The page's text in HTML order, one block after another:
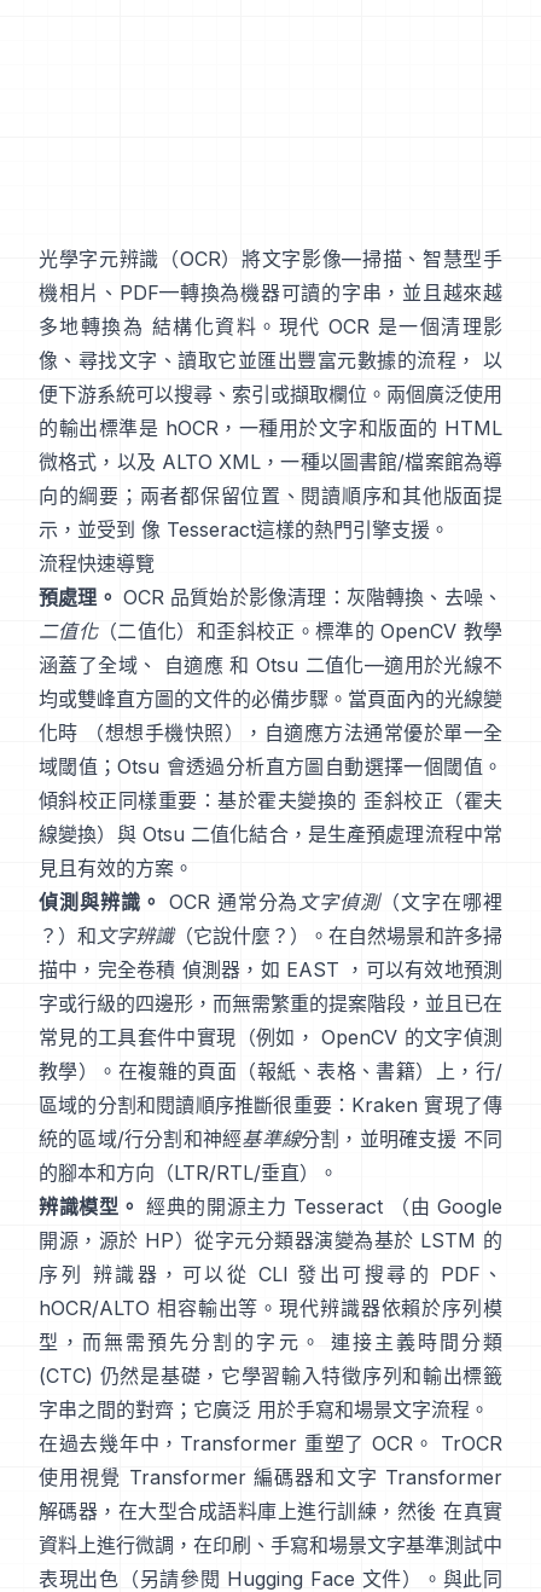
光學字元辨識（OCR）將文字影像—掃描、智慧型手
機相片、PDF—轉換為機器可讀的字串，並且越來越
多地轉換為 結構化資料。現代 OCR 是一個清理影
像、尋找文字、讀取它並匯出豐富元數據的流程， 以
便下游系統可以搜尋、索引或擷取欄位。兩個廣泛使用
的輸出標準是 hOCR，一種用於文字和版面的 HTML
微格式，以及 ALTO XML ，一種以圖書館/檔案館為導
向的綱要；兩者都保留位置、閱讀順序和其他版面提
示，並受到 像 Tesseract這樣的熱門引擎支援。
流程快速導覽
預處理。 OCR 品質始於影像清理：灰階轉換、去噪、
二值化（二值化）和歪斜校正。標準的 OpenCV 教學
涵蓋了全域、
自適應 和 Otsu 二值化—適用於光線不
均或雙峰直方圖的文件的必備步驟。當頁面內的光線變
化時 （想想手機快照），自適應方法通常優於單一全
域閾值；Otsu 會透過分析直方圖自動選擇一個閾值。
傾斜校正同樣重要：基於霍夫變換的 歪斜校正（霍夫
線變換）與 Otsu 二值化結合，是生產預處理流程中常
見且有效的方案。
偵測與辨識。 OCR 通常分為文字偵測（文字在哪裡
？）和文字辨識（它說什麼？）。在自然場景和許多掃
描中，完全卷積 偵測器，如 EAST ，可以有效地預測
字或行級的四邊形，而無需繁重的提案階段，並且已在
常見的工具套件中實現（例如， OpenCV 的文字偵測
教學）。在複雜的頁面（報紙、表格、書籍）上，行/
區域的分割和閱讀順序推斷很重要： Kraken 實現了傳
統的區域/行分割和神經基準線分割，並明確支援 不同
的腳本和方向（LTR/RTL/垂直）。
辨識模型。 經典的開源主力 Tesseract
（由 Google
開源，源於 HP）從字元分類器演變為基於 LSTM 的
序列 辨識器，可以從 CLI 發出可搜尋的 PDF、
hOCR/ALTO 相容輸出等。現代辨識器依賴於序列模
型，而無需預先分割的字元。
連接主義時間分類
(CTC) 仍然是基礎，它學習輸入特徵序列和輸出標籤
字串之間的對齊；它廣泛 用於手寫和場景文字流程。
在過去幾年中，Transformer 重塑了 OCR。 TrOCR
使用視覺 Transformer 編碼器和文字 Transformer
解碼器，在大型合成語料庫上進行訓練，然後 在真實
資料上進行微調，在印刷、手寫和場景文字基準測試中
表現出色（另請參閱 Hugging Face 文件）。與此同